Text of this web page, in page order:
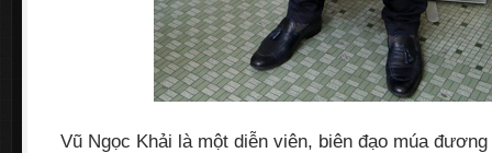
Vũ Ngọc Khải là một diễn viên, biên đạo múa